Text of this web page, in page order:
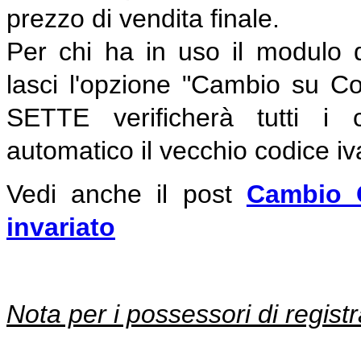
prezzo di vendita finale.
Per chi ha in uso il modulo
lasci l'opzione "Cambio su
SETTE verificherà tutti i
automatico il vecchio codice
Vedi anche il post Cambio
invariato
Nota per i possessori di